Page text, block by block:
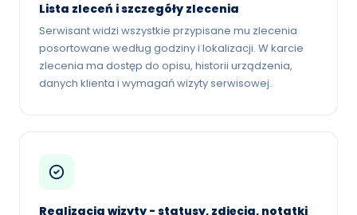
Lista zleceń i szczegóły zlecenia
Serwisant widzi wszystkie przypisane mu zlecenia
posortowane według godziny i lokalizacji. W karcie
zlecenia ma dostęp do opisu, historii urządzenia,
danych klienta i wymagań wizyty serwisowej.
Realizacja wizyty - statusy, zdjęcia, notatki